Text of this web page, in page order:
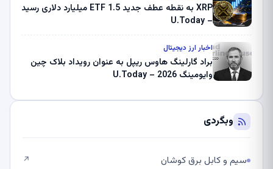
XRP به نقطه عطف جدید ETF 1.5 میلیارد دلاری رسید
– U.Today
اخبار ارز دیجیتال
براد گارلینگ هاوس ریپل به عنوان رویداد بلاک چین
وایومینگ 2026 – U.Today
وبگردی
سیم و کابل برق کوشان ↗